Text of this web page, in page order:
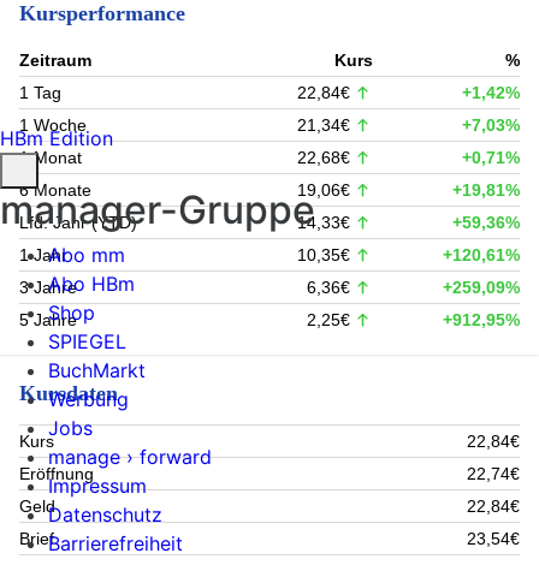
Kursperformance
Zeitraum Kurs
%
1 Tag
22,84€
+1,42%
1 Woche
21,34€
+7,03%
1 Monat
22,68€
+0,71%
6 Monate
19,06€
+19,81%
Lfd. Jahr (YTD)
14,33€
+59,36%
1 Jahr
10,35€
+120,61%
3 Jahre
6,36€
+259,09%
5 Jahre
2,25€ +912,95%
Kursdaten
Kurs
22,84€
Eröffnung
22,74€
Geld
22,84€
Brief
23,54€
HBm Edition
manager-Gruppe
Abo mm
Abo HBm
Shop
SPIEGEL
BuchMarkt
Werbung
Jobs
manage › forward
Impressum
Datenschutz
Barrierefreiheit